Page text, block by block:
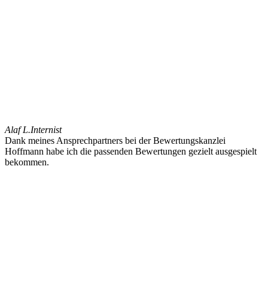
Alaf L.Internist
Dank meines Ansprechpartners bei der Bewertungskanzlei
Hoffmann habe ich die passenden Bewertungen gezielt ausgespielt
bekommen.